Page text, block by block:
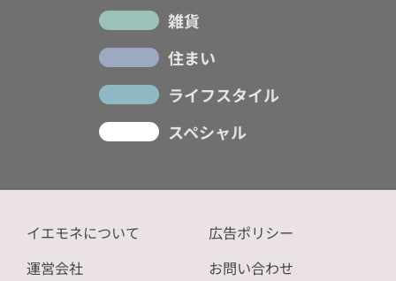
雑貨
住まい
ライフスタイル
スペシャル
イエモネについて
運営会社
広告ポリシー
お問い合わせ